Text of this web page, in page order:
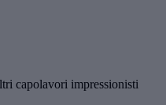
capolavori impressionisti